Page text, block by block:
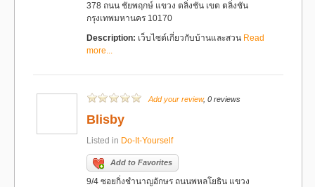
378 ถนน ชัยพฤกษ์ แขวง ตลิ่งชัน เขต ตลิ่งชัน
กรุงเทพมหานคร 10170
Description: เว็บไซต์เกี่ยวกับบ้านและสวน Read
more...
Add your review, 0 reviews
Blisby
Listed in Do-It-Yourself
Add to Favorites
9/4 ซอยกิ่งชำนาญอักษร ถนนพหลโยธิน แขวง